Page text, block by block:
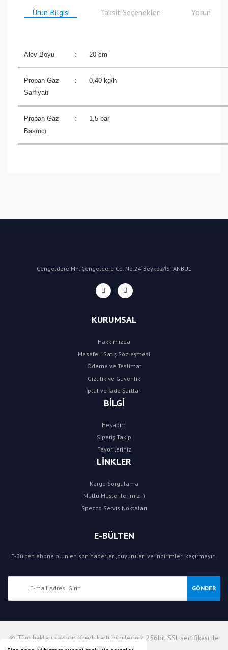
Ürün Bilgisi Taksit Seçenekleri Yorumlar
Alev Boyu : 20 cm
Propan Gaz
Sarfiyatı
: 0,40 kg/h
Propan Gaz
Basıncı
: 1,5 bar
Çengeldere Mh. Çengeldere Cd. No:24 Beykoz/İSTANBUL
KURUMSAL
Hakkımızda
Mesafeli Satış Sözleşmesi
Ödeme ve Teslimat
Gizlilik ve Güvenlik
İptal ve İade Şartları
BİLGİ
Hesabım
Sipariş Takip
Favorileriniz
LİNKLER
Kargo Sorgulama
Mutlu Müşterilerimiz :)
Specco Servis Noktaları
E-BÜLTEN
E-Bülten abone olun en son haberleri,duyuruları ve indirimleri kaçırmayın.
GÖNDER
© Tüm hakları saklıdır. Kredi kartı bilgileriniz 256bit SSL sertifikası ile